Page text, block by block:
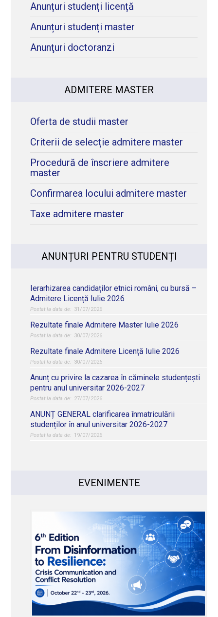
Anunțuri studenți licență
Anunțuri studenți master
Anunţuri doctoranzi
ADMITERE MASTER
Oferta de studii master
Criterii de selecție admitere master
Procedură de înscriere admitere
master
Confirmarea locului admitere master
Taxe admitere master
ANUNȚURI PENTRU STUDENȚI
Ierarhizarea candidaților etnici români, cu bursă –
Admitere Licență Iulie 2026
31/07/2026
Rezultate finale Admitere Master Iulie 2026
30/07/2026
Rezultate finale Admitere Licență Iulie 2026
30/07/2026
Anunț cu privire la cazarea în căminele studențești
pentru anul universitar 2026-2027
27/07/2026
ANUNȚ GENERAL clarificarea înmatriculării
studenților în anul universitar 2026-2027
19/07/2026
EVENIMENTE